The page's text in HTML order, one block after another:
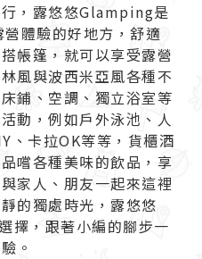
， 露悠悠Glamping是
營體驗的好地方，舒適
帳篷，就可以享受露營
風與波西米亞風各種不
鋪、空調、獨立浴室等
動，例如戶外泳池、人
、卡拉OK等等，貨櫃酒
嚐各種美味的飲品，享
家人、朋友一起來這裡
的獨處時光，露悠悠
擇，跟著小編的腳步一
。